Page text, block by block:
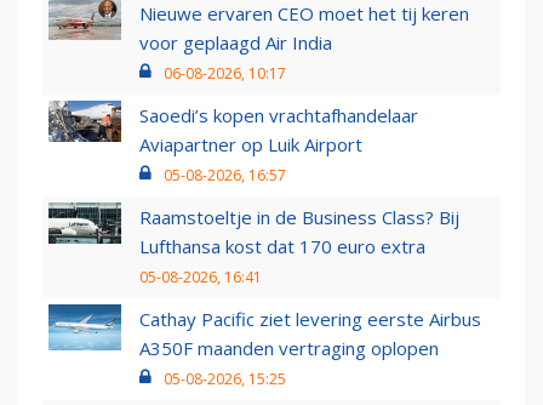
Nieuwe ervaren CEO moet het tij keren
voor geplaagd Air India
06-08-2026, 10:17
Saoedi’s kopen vrachtafhandelaar
Aviapartner op Luik Airport
05-08-2026, 16:57
Raamstoeltje in de Business Class? Bij
Lufthansa kost dat 170 euro extra
05-08-2026, 16:41
Cathay Pacific ziet levering eerste Airbus
A350F maanden vertraging oplopen
05-08-2026, 15:25